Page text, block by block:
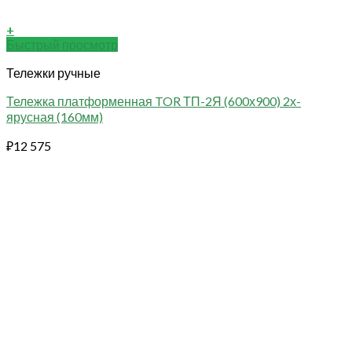
+
Быстрый просмотр
Тележки ручные
Тележка платформенная TOR ТП-2Я (600х900) 2х-
ярусная (160мм)
₽12 575